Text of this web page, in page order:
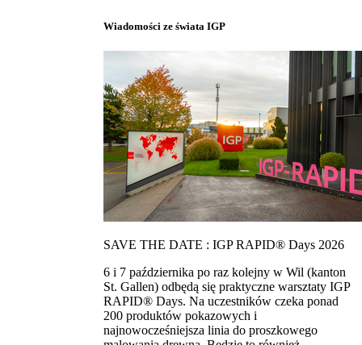
Wiadomości ze świata IGP
SAVE THE DATE : IGP RAPID® Days 2026
6 i 7 października po raz kolejny w Wil (kanton
St. Gallen) odbędą się praktyczne warsztaty IGP
RAPID® Days. Na uczestników czeka ponad
200 produktów pokazowych i
najnowocześniejsza linia do proszkowego